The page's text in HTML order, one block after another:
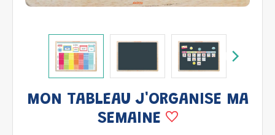
MON TABLEAU J'ORGANISE MA
SEMAINE